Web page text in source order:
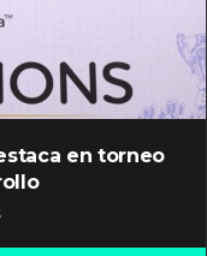
en torneo